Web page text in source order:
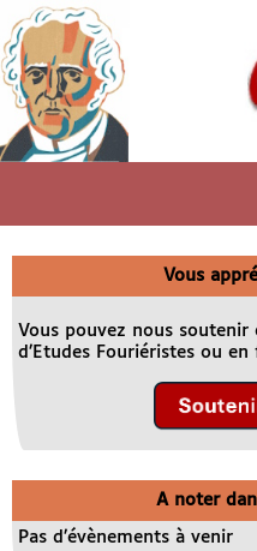
Vous
Vous pouvez nous soutenir
d’Etudes Fouriéristes ou
A noter
Pas d’évènements à venir